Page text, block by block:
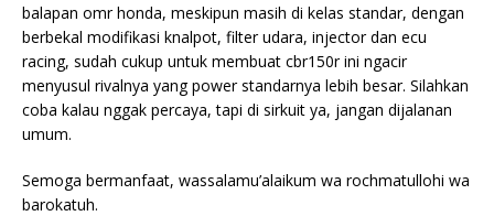
balapan omr honda, meskipun masih di kelas standar, dengan
berbekal modifikasi knalpot, filter udara, injector dan ecu
racing, sudah cukup untuk membuat cbr150r ini ngacir
menyusul rivalnya yang power standarnya lebih besar. Silahkan
coba kalau nggak percaya, tapi di sirkuit ya, jangan dijalanan
umum.
Semoga bermanfaat, wassalamu’alaikum wa rochmatullohi wa
barokatuh.